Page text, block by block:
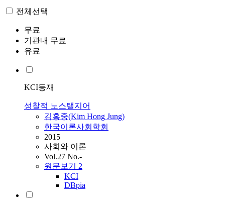
전체선택
무료
기관내 무료
유료
KCI등재
성찰적 노스탤지어
김홍중(Kim Hong Jung)
한국이론사회학회
2015
사회와 이론
Vol.27 No.-
원문보기 2
KCI
DBpia